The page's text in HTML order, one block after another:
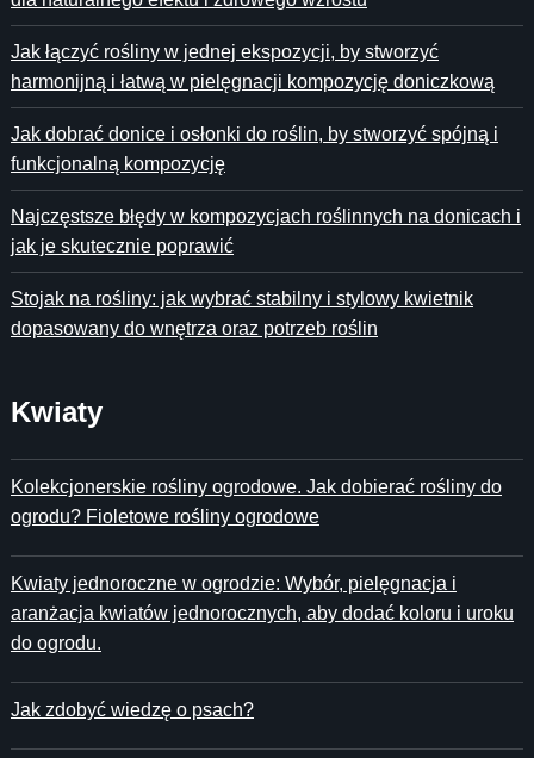
Jak łączyć rośliny w jednej ekspozycji, by stworzyć
harmonijną i łatwą w pielęgnacji kompozycję doniczkową
Jak dobrać donice i osłonki do roślin, by stworzyć spójną i
funkcjonalną kompozycję
Najczęstsze błędy w kompozycjach roślinnych na donicach i
jak je skutecznie poprawić
Stojak na rośliny: jak wybrać stabilny i stylowy kwietnik
dopasowany do wnętrza oraz potrzeb roślin
Kwiaty
Kolekcjonerskie rośliny ogrodowe. Jak dobierać rośliny do
ogrodu? Fioletowe rośliny ogrodowe
Kwiaty jednoroczne w ogrodzie: Wybór, pielęgnacja i
aranżacja kwiatów jednorocznych, aby dodać koloru i uroku
do ogrodu.
Jak zdobyć wiedzę o psach?